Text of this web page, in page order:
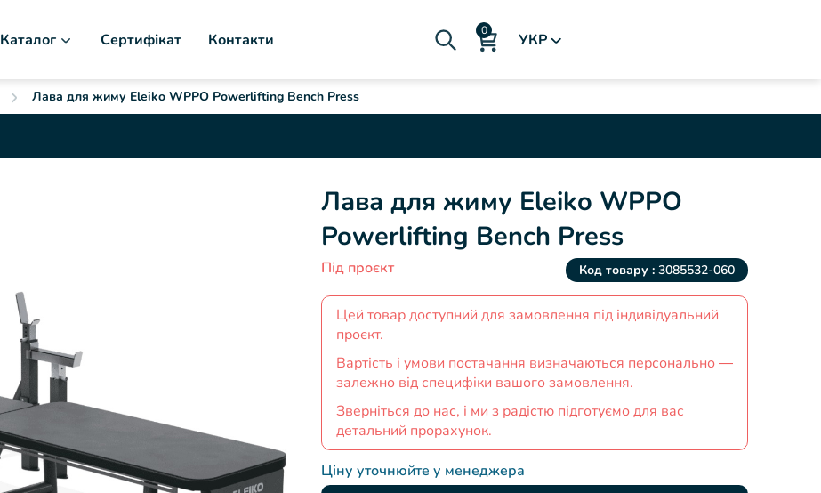
Каталог Сертифікат Контакти УКР
Лава для жиму Eleiko WPPO Powerlifting Bench Press
Лава для жиму Eleiko WPPO
Powerlifting Bench Press
Під проєкт Код товару : 3085532-060
Цей товар доступний для замовлення під індивідуальний
проєкт.
Вартість і умови постачання визначаються персонально —
залежно від специфіки вашого замовлення.
Зверніться до нас, і ми з радістю підготуємо для вас
детальний прорахунок.
Ціну уточнюйте у менеджера